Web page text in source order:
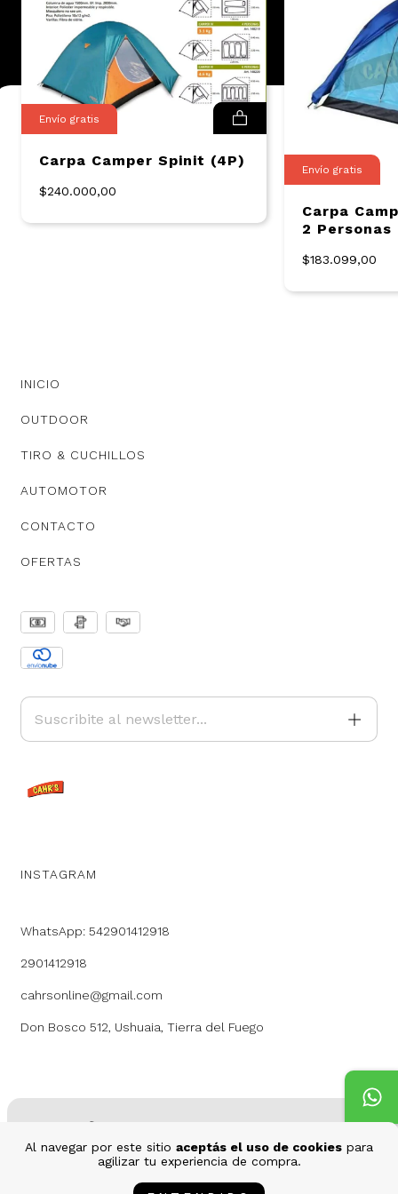
Al navegar por este sitio aceptás el uso de cookies para
agilizar tu experiencia de compra.
Envío gratis
Carpa Camper Spinit (4P)
$240.000,00
Envío gratis
Carpa
2
$183.099,00
INICIO
OUTDOOR
TIRO & CUCHILLOS
AUTOMOTOR
CONTACTO
OFERTAS
INSTAGRAM
WhatsApp: 542901412918
2901412918
cahrsonline@gmail.com
Don Bosco 512, Ushuaia, Tierra del Fuego
Copyright Cahr's - 2026. Todos los derechos reservados.
Defensa de las y los consumidores. Para reclamos